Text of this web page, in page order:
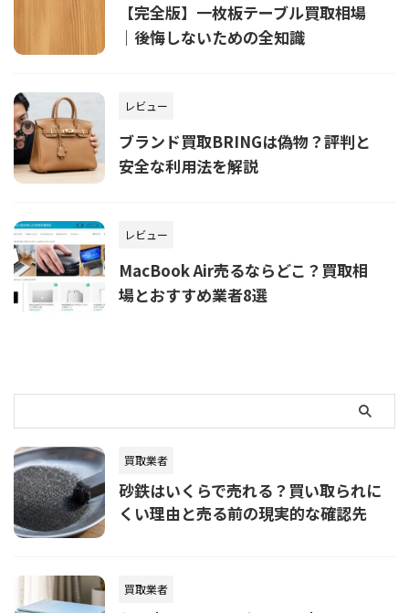
【完全版】一枚板テーブル買取相場
｜後悔しないための全知識
レビュー
ブランド買取BRINGは偽物？評判と
安全な利用法を解説
レビュー
MacBook Air売るならどこ？買取相
場とおすすめ業者8選
買取業者
砂鉄はいくらで売れる？買い取られに
くい理由と売る前の現実的な確認先
買取業者